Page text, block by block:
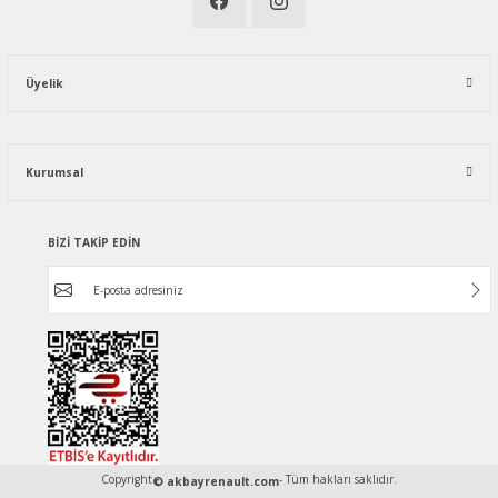
Üyelik
Kurumsal
BİZİ TAKİP EDİN
Copyright© akbayrenault.com- Tüm hakları saklıdır.